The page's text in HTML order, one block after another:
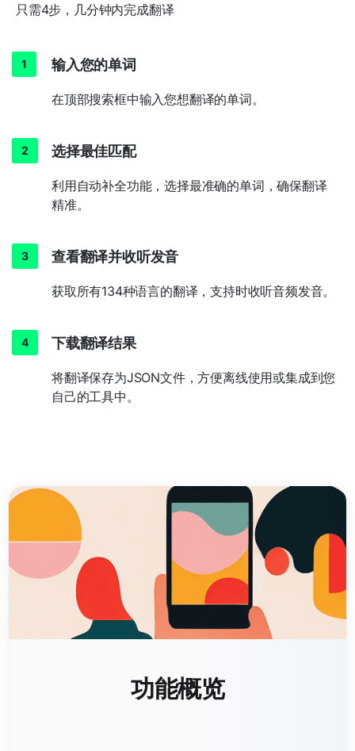
只需4步，几分钟内完成翻译
输入您的单词
在顶部搜索框中输入您想翻译的单词。
选择最佳匹配
利用自动补全功能，选择最准确的单词，确保翻译
精准。
查看翻译并收听发音
获取所有134种语言的翻译，支持时收听音频发音。
下载翻译结果
将翻译保存为JSON文件，方便离线使用或集成到您
自己的工具中。
功能概览